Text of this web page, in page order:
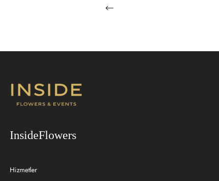
InsideFlowers
Hizmetler